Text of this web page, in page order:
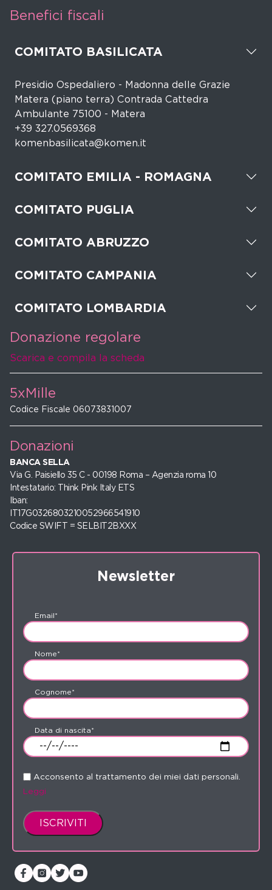
Benefici fiscali
COMITATO BASILICATA
Presidio Ospedaliero - Madonna delle Grazie
Matera (piano terra) Contrada Cattedra
Ambulante 75100 - Matera
+39 327.0569368
komenbasilicata@komen.it
COMITATO EMILIA - ROMAGNA
COMITATO PUGLIA
COMITATO ABRUZZO
COMITATO CAMPANIA
COMITATO LOMBARDIA
Donazione regolare
Scarica e compila la scheda
5xMille
Codice Fiscale 06073831007
Donazioni
BANCA SELLA
Via G. Paisiello 35 C - 00198 Roma – Agenzia roma 10
Intestatario: Think Pink Italy ETS
Iban:
IT17G0326803210052966541910
Codice SWIFT = SELBIT2BXXX
Newsletter
Email*
Nome*
Cognome*
Data di nascita*
Acconsento al trattamento dei miei dati personali.
Leggi